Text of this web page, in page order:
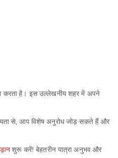
करता है। इस उल्लेखनीय शहर में अपने
से, आप विशेष अनुरोध जोड़ सकते हैं और
शुरू करें! बेहतरीन यात्रा अनुभव और